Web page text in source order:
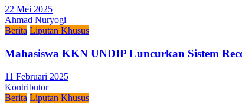
22 Mei 2025
Ahmad Nuryogi
Berita Liputan Khusus
Mahasiswa KKN UNDIP Luncurkan Sistem
11 Februari 2025
Kontributor
Berita Liputan Khusus